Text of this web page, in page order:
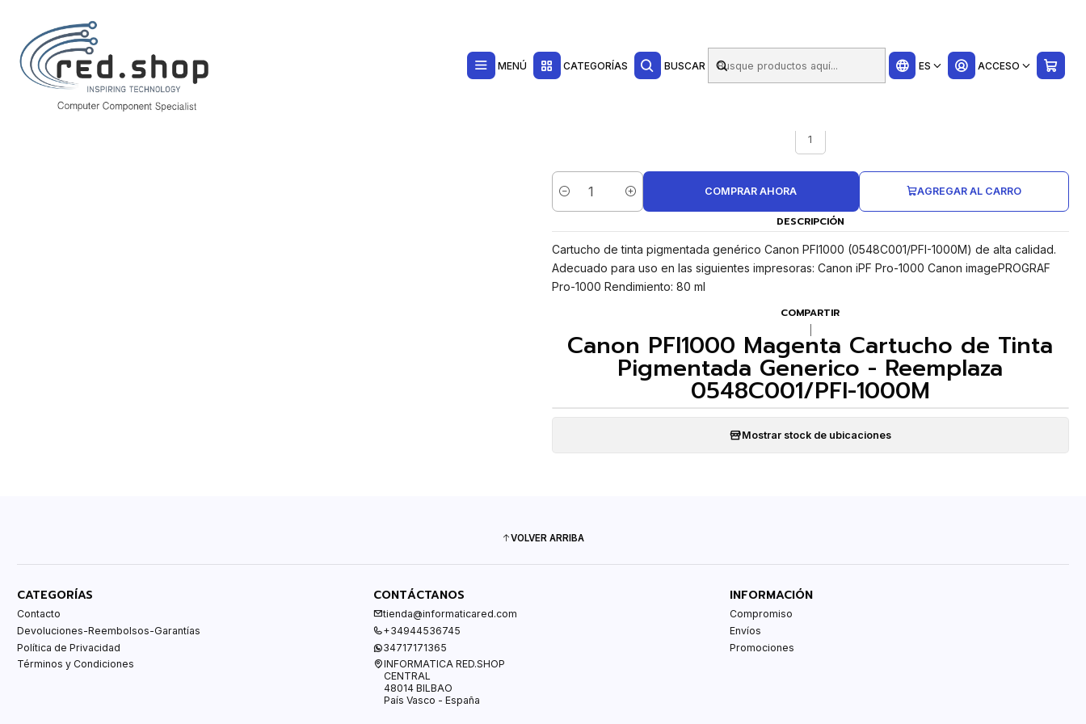
MENÚ CATEGORÍAS BUSCAR ES ACCESO
Inicio Consumibles. Canon Canon PFI1000 Magenta Cartucho de Tinta Pigmentada Generico - Reemplaza 0548C001/PFI-1000M
1
Cantidad
AGREGAR AL CARRO
COMPRAR AHORA
DESCRIPCIÓN
Cartucho de tinta pigmentada genérico Canon PFI1000 (0548C001/PFI-1000M) de alta calidad.
Adecuado para uso en las siguientes impresoras: Canon iPF Pro-1000 Canon imagePROGRAF
Pro-1000 Rendimiento: 80 ml
COMPARTIR
Canon PFI1000 Magenta Cartucho de Tinta
Pigmentada Generico - Reemplaza
0548C001/PFI-1000M
Mostrar stock de ubicaciones
VOLVER ARRIBA
CATEGORÍAS
Contacto
Devoluciones-Reembolsos-Garantías
Política de Privacidad
Términos y Condiciones
CONTÁCTANOS
tienda@informaticared.com
+34944536745
34717171365
INFORMATICA RED.SHOP
CENTRAL
48014 BILBAO
País Vasco - España
INFORMACIÓN
Compromiso
Envíos
Promociones